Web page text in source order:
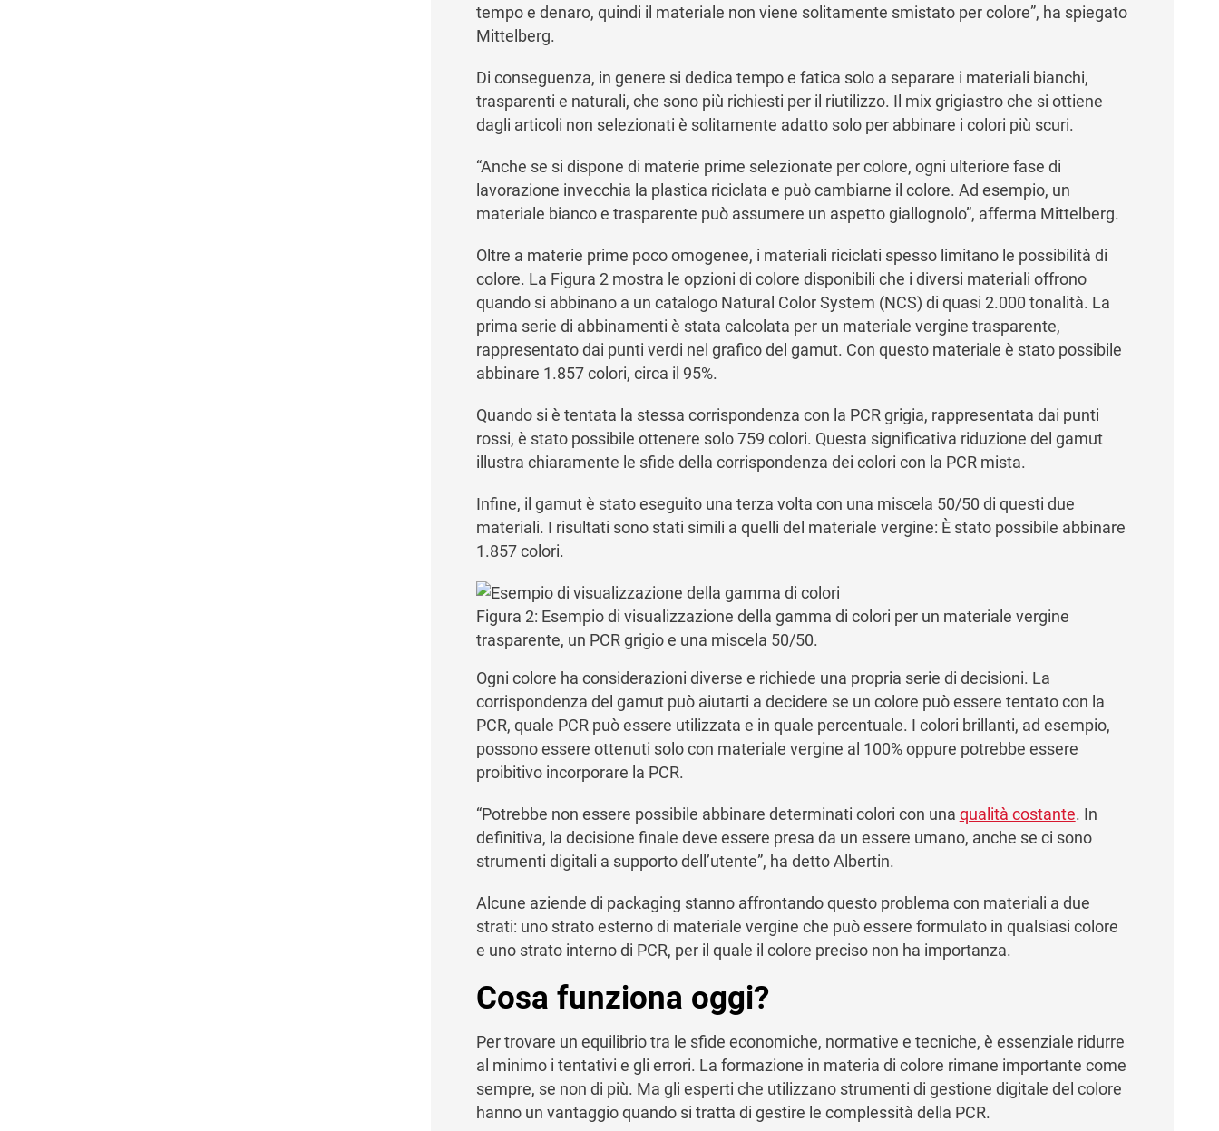
tempo e denaro, quindi il materiale non viene solitamente smistato per colore”, ha spiegato
Mittelberg.
Di conseguenza, in genere si dedica tempo e fatica solo a separare i materiali bianchi,
trasparenti e naturali, che sono più richiesti per il riutilizzo. Il mix grigiastro che si ottiene
dagli articoli non selezionati è solitamente adatto solo per abbinare i colori più scuri.
“Anche se si dispone di materie prime selezionate per colore, ogni ulteriore fase di
lavorazione invecchia la plastica riciclata e può cambiarne il colore. Ad esempio, un
materiale bianco e trasparente può assumere un aspetto giallognolo”, afferma Mittelberg.
Oltre a materie prime poco omogenee, i materiali riciclati spesso limitano le possibilità di
colore. La Figura 2 mostra le opzioni di colore disponibili che i diversi materiali offrono
quando si abbinano a un catalogo Natural Color System (NCS) di quasi 2.000 tonalità. La
prima serie di abbinamenti è stata calcolata per un materiale vergine trasparente,
rappresentato dai punti verdi nel grafico del gamut. Con questo materiale è stato possibile
abbinare 1.857 colori, circa il 95%.
Quando si è tentata la stessa corrispondenza con la PCR grigia, rappresentata dai punti
rossi, è stato possibile ottenere solo 759 colori. Questa significativa riduzione del gamut
illustra chiaramente le sfide della corrispondenza dei colori con la PCR mista.
Infine, il gamut è stato eseguito una terza volta con una miscela 50/50 di questi due
materiali. I risultati sono stati simili a quelli del materiale vergine: È stato possibile abbinare
1.857 colori.
Figura 2: Esempio di visualizzazione della gamma di colori per un materiale vergine
trasparente, un PCR grigio e una miscela 50/50.
Ogni colore ha considerazioni diverse e richiede una propria serie di decisioni. La
corrispondenza del gamut può aiutarti a decidere se un colore può essere tentato con la
PCR, quale PCR può essere utilizzata e in quale percentuale. I colori brillanti, ad esempio,
possono essere ottenuti solo con materiale vergine al 100% oppure potrebbe essere
proibitivo incorporare la PCR.
“Potrebbe non essere possibile abbinare determinati colori con una qualità costante. In
definitiva, la decisione finale deve essere presa da un essere umano, anche se ci sono
strumenti digitali a supporto dell’utente”, ha detto Albertin.
Alcune aziende di packaging stanno affrontando questo problema con materiali a due
strati: uno strato esterno di materiale vergine che può essere formulato in qualsiasi colore
e uno strato interno di PCR, per il quale il colore preciso non ha importanza.
Cosa funziona oggi?
Per trovare un equilibrio tra le sfide economiche, normative e tecniche, è essenziale ridurre
al minimo i tentativi e gli errori. La formazione in materia di colore rimane importante come
sempre, se non di più. Ma gli esperti che utilizzano strumenti di gestione digitale del colore
hanno un vantaggio quando si tratta di gestire le complessità della PCR.